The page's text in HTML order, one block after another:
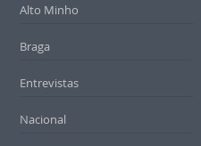
Alto Minho
Braga
Entrevistas
Nacional